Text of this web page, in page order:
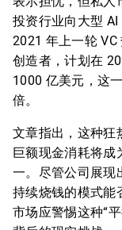
投资行业向大型
2021 年上一轮 VC
创造者，计划在
1000 亿美元，这
倍。
文章指出，这种狂
巨额现金消耗将成
一。尽管公司展现
持续烧钱的模式能
市场应警惕这种“